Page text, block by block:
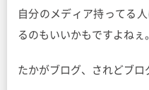
自分のメディア持ってる
るのもいいかもですよねぇ
たかがブログ、されどブロ